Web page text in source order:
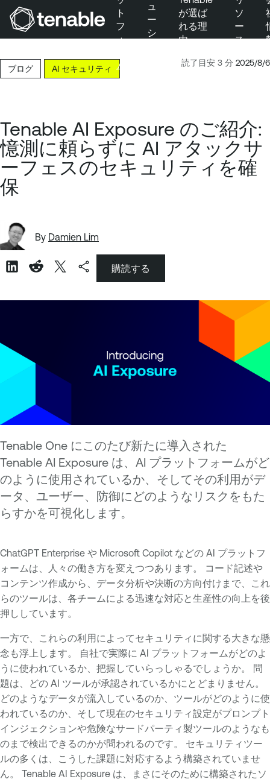
メインコンテンツにスキップ
フッターにスキップ
ト
フ
ォ
ム
ュ
ー
シ
が選ば
れる理
由
ソ
ー
ス
読了目安 3 分 2025/8/6
ブログ AI セキュリティ
Tenable AI Exposure のご紹介:
憶測に頼らずに AI アタックサ
ーフェスのセキュリティを確
保
By Damien Lim
購読する
Tenable One にこのたび新たに導入された
Tenable AI Exposure は、AI プラットフォームがど
のように使用されているか、そしてその利用がデ
ータ、ユーザー、防御にどのようなリスクをもた
らすかを可視化します。
ChatGPT Enterprise や Microsoft Copilot などの AI プラットフ
ォームは、人々の働き方を変えつつあります。 コード記述や
コンテンツ作成から、データ分析や決断の方向付けまで、これ
らのツールは、各チームによる迅速な対応と生産性の向上を後
押ししています。
一方で、これらの利用によってセキュリティに関する大きな懸
念も浮上します。 自社で実際に AI プラットフォームがどのよ
うに使われているか、把握していらっしゃるでしょうか。 問
題は、どの AI ツールが承認されているかにとどまりません。
どのようなデータが流入しているのか、ツールがどのように使
われているのか、そして現在のセキュリティ設定がプロンプト
インジェクションや危険なサードパーティ製ツールのようなも
のまで検出できるのかが問われるのです。 セキュリティツー
ルの多くは、こうした課題に対応するよう構築されていませ
ん。 Tenable AI Exposure は、まさにそのために構築されたソ